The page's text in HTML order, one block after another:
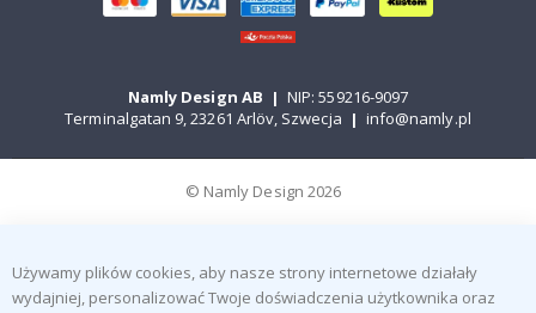
Namly Design AB | NIP: 559216-9097
Terminalgatan 9, 23261 Arlöv, Szwecja | info@namly.pl
© Namly Design 2026
Używamy plików cookies, aby nasze strony internetowe działały
wydajniej, personalizować Twoje doświadczenia użytkownika oraz